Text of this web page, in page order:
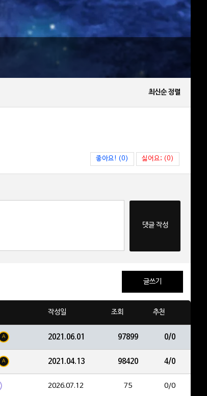
최신순 정렬
좋아요! (0) 싫어요; (0)
댓글 작성
글쓰기
작성일 조회 추천
A 2021.06.01 97899 0/0
A 2021.04.13 98420 4/0
2026.07.12 75 0/0